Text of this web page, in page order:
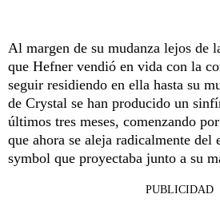
Al margen de su mudanza lejos de
que Hefner vendió en vida con la
seguir residiendo en ella hasta su
de Crystal se han producido un
últimos tres meses, comenzando
que ahora se aleja radicalmente del
symbol que proyectaba junto a su
PUBLICIDAD